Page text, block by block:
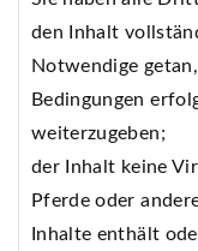
den Inhalt
Notwendige
Bedingungen
weiterzugeben;
der Inhalt keine
Pferde oder
Inhalte enthält